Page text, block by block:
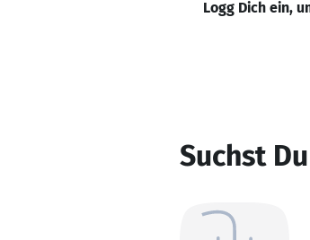
Logg Dich ein,
Suchst